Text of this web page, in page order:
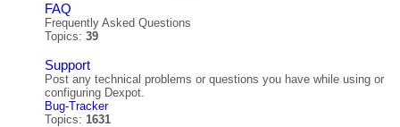
FAQ
Frequently Asked Questions
Topics: 39
Support
Post any technical problems or questions you have while using or
configuring Dexpot.
Bug-Tracker
Topics: 1631